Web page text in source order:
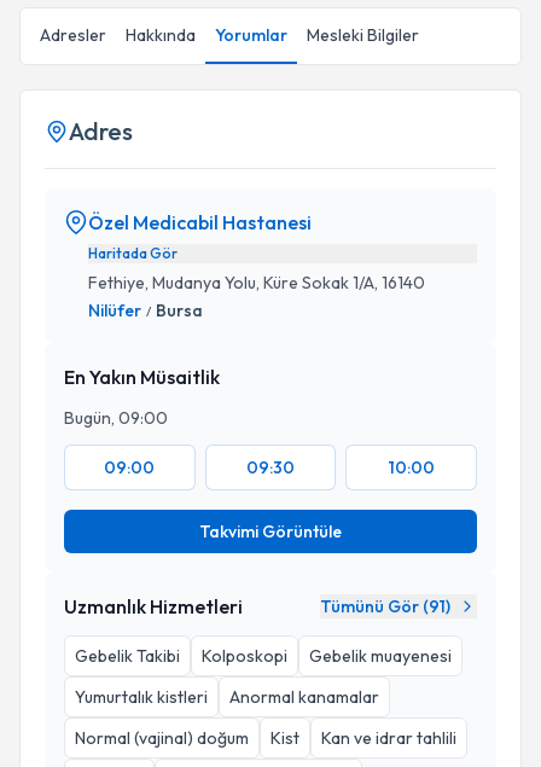
Adresler Hakkında Yorumlar Mesleki Bilgiler
Adres
Özel Medicabil Hastanesi
Haritada Gör
Fethiye, Mudanya Yolu, Küre Sokak 1/A, 16140
Nilüfer / Bursa
En Yakın Müsaitlik
Bugün, 09:00
09:00 09:30 10:00
Takvimi Görüntüle
Uzmanlık Hizmetleri Tümünü Gör (91)
Gebelik Takibi Kolposkopi
Gebelik muayenesi
Yumurtalık kistleri
Anormal kanamalar
Normal (vajinal) doğum
Kist
Kan ve idrar tahlili